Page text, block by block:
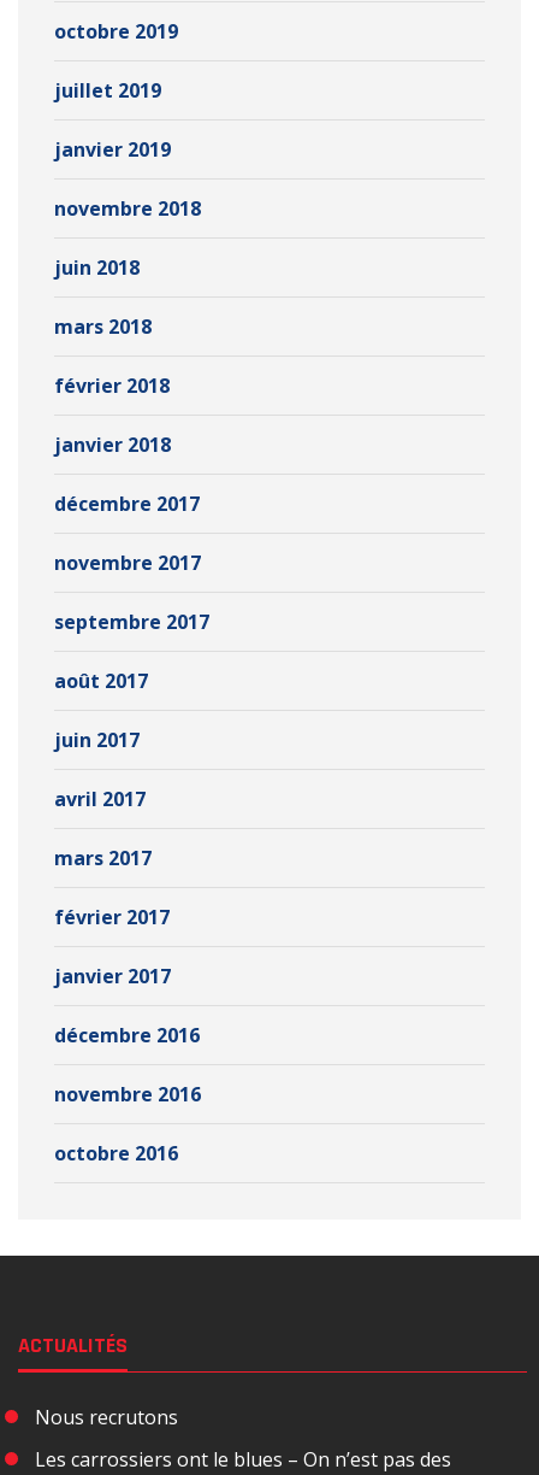
octobre 2019
juillet 2019
janvier 2019
novembre 2018
juin 2018
mars 2018
février 2018
janvier 2018
décembre 2017
novembre 2017
septembre 2017
août 2017
juin 2017
avril 2017
mars 2017
février 2017
janvier 2017
décembre 2016
novembre 2016
octobre 2016
ACTUALITÉS
Nous recrutons
Les carrossiers ont le blues – On n’est pas des